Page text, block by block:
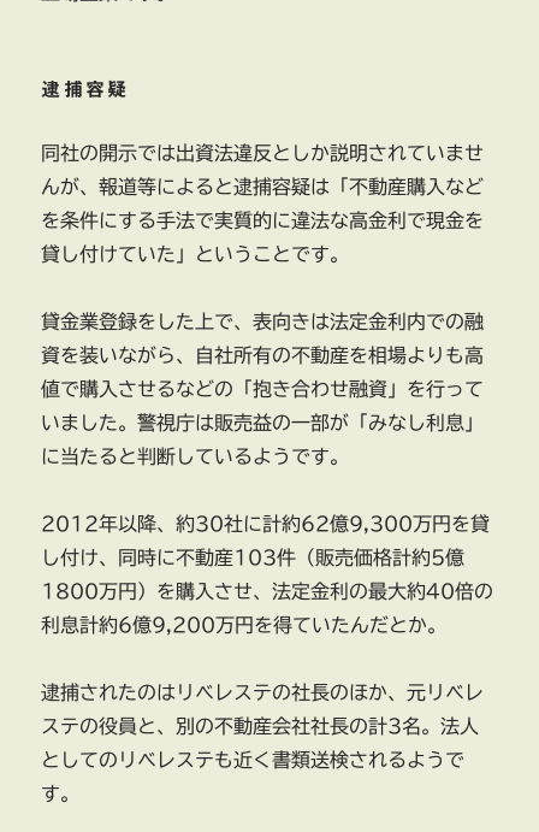
逮捕容疑
同社の開示では出資法違反としか説明されていませ
んが、報道等によると逮捕容疑は「不動産購入など
を条件にする手法で実質的に違法な高金利で現金を
貸し付けていた」ということです。
貸金業登録をした上で、表向きは法定金利内での融
資を装いながら、自社所有の不動産を相場よりも高
値で購入させるなどの「抱き合わせ融資」を行って
いました。警視庁は販売益の一部が「みなし利息」
に当たると判断しているようです。
2012年以降、約30社に計約62億9,300万円を貸
し付け、同時に不動産103件（販売価格計約5億
1800万円）を購入させ、法定金利の最大約40倍の
利息計約6億9,200万円を得ていたんだとか。
逮捕されたのはリベレステの社長のほか、元リベレ
ステの役員と、別の不動産会社社長の計3名。法人
としてのリベレステも近く書類送検されるようで
す。